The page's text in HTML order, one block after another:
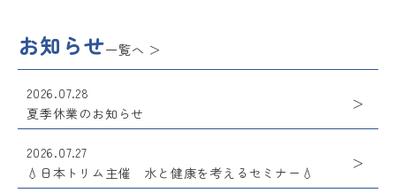
お知らせ一覧へ
2026.07.28
夏季休業のお知らせ
2026.07.27
💧日本トリム主催 水と健康を考えるセミナー💧